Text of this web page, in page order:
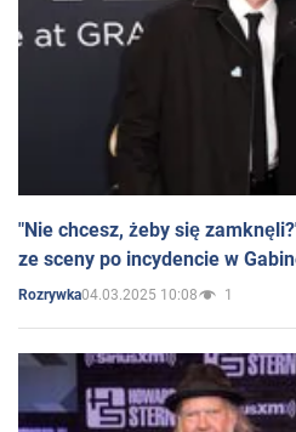
"Nie chcesz, żeby się
ze sceny po incydencie w
Rozrywka04.03.2025 10:08 1